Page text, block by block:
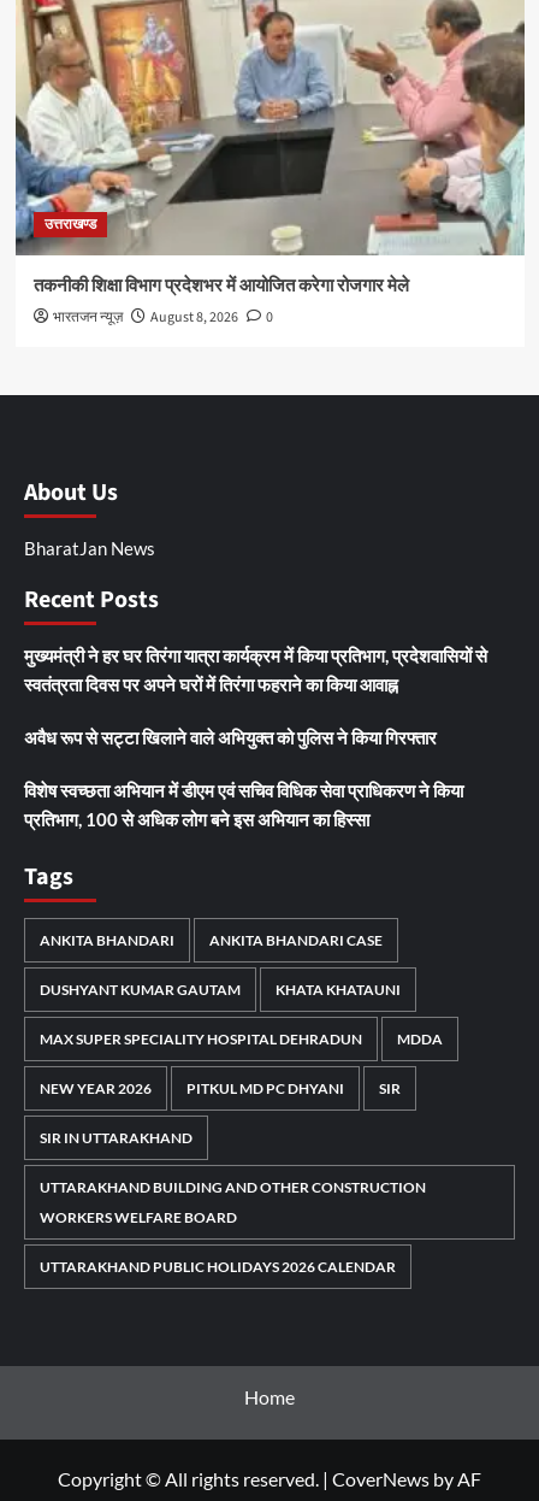
उत्तराखण्ड
तकनीकी शिक्षा विभाग प्रदेशभर में आयोजित करेगा रोजगार मेले
भारतजन न्यूज़ August 8, 2026 0
About Us
BharatJan News
Recent Posts
मुख्यमंत्री ने हर घर तिरंगा यात्रा कार्यक्रम में किया प्रतिभाग, प्रदेशवासियों से
स्वतंत्रता दिवस पर अपने घरों में तिरंगा फहराने का किया आवाह्न
अवैध रूप से सट्टा खिलाने वाले अभियुक्त को पुलिस ने किया गिरफ्तार
विशेष स्वच्छता अभियान में डीएम एवं सचिव विधिक सेवा प्राधिकरण ने किया
प्रतिभाग, 100 से अधिक लोग बने इस अभियान का हिस्सा
Tags
ANKITA BHANDARI ANKITA BHANDARI CASE
DUSHYANT KUMAR GAUTAM KHATA KHATAUNI
MAX SUPER SPECIALITY HOSPITAL DEHRADUN MDDA
NEW YEAR 2026 PITKUL MD PC DHYANI SIR
SIR IN UTTARAKHAND
UTTARAKHAND BUILDING AND OTHER CONSTRUCTION
WORKERS WELFARE BOARD
UTTARAKHAND PUBLIC HOLIDAYS 2026 CALENDAR
Home
Copyright © All rights reserved. | CoverNews by AF